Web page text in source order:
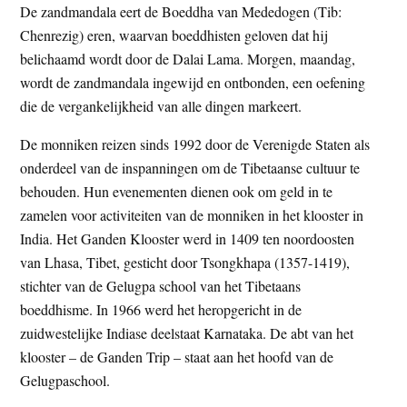
De zandmandala eert de Boeddha van Mededogen (Tib:
Chenrezig) eren, waarvan boeddhisten geloven dat hij
belichaamd wordt door de Dalai Lama. Morgen, maandag,
wordt de zandmandala ingewijd en ontbonden, een oefening
die de vergankelijkheid van alle dingen markeert.
De monniken reizen sinds 1992 door de Verenigde Staten als
onderdeel van de inspanningen om de Tibetaanse cultuur te
behouden. Hun evenementen dienen ook om geld in te
zamelen voor activiteiten van de monniken in het klooster in
India. Het Ganden Klooster werd in 1409 ten noordoosten
van Lhasa, Tibet, gesticht door Tsongkhapa (1357-1419),
stichter van de Gelugpa school van het Tibetaans
boeddhisme. In 1966 werd het heropgericht in de
zuidwestelijke Indiase deelstaat Karnataka. De abt van het
klooster – de Ganden Trip – staat aan het hoofd van de
Gelugpaschool.